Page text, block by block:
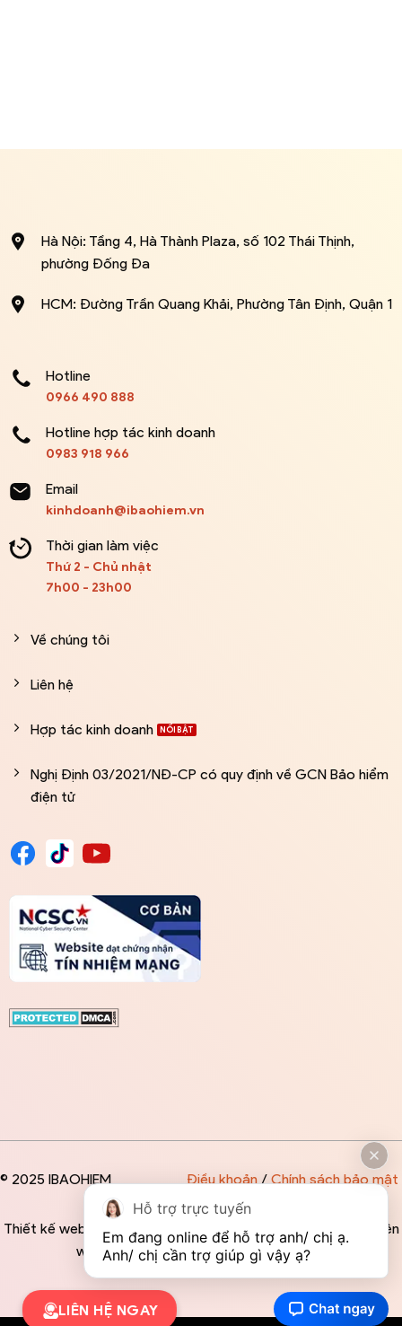
Hà Nội: Tầng 4, Hà Thành Plaza, số 102 Thái Thịnh,
phường Đống Đa
HCM: Đường Trần Quang Khải, Phường Tân Định, Quận 1
Hotline
0966 490 888
Hotline hợp tác kinh doanh
0983 918 966
Email
kinhdoanh@ibaohiem.vn
Thời gian làm việc
Thứ 2 - Chủ nhật
7h00 - 23h00
Về chúng tôi
Liên hệ
Hợp tác kinh doanh
Nghị Định 03/2021/NĐ-CP có quy định về GCN Bảo hiểm
điện tử
© 2025 IBAOHIEM
Thiết kế website độc quyền bởi IBAOHIEM - Mọi thông tin trên
website đều mang tính chất tham khảo
Điều khoản/ Chính sách bảo mật
LIÊN HỆ NGAY
Hỗ trợ trực tuyến
Em đang online để hỗ trợ anh/ chị ạ.
Anh/ chị cần trợ giúp gì vậy ạ?